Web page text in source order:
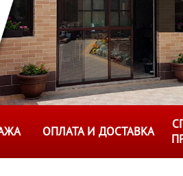
ОПЛАТА И ДОСТАВКА